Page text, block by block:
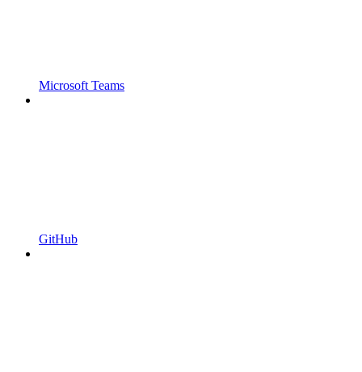
Microsoft Teams
GitHub